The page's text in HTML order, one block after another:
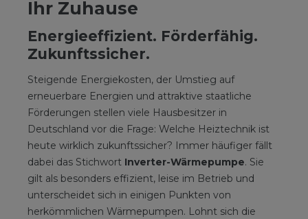
Ihr Zuhause
Energieeffizient. Förderfähig.
Zukunftssicher.
Steigende Energiekosten, der Umstieg auf
erneuerbare Energien und attraktive staatliche
Förderungen stellen viele Hausbesitzer in
Deutschland vor die Frage: Welche Heiztechnik ist
heute wirklich zukunftssicher? Immer häufiger fällt
dabei das Stichwort Inverter-Wärmepumpe. Sie
gilt als besonders effizient, leise im Betrieb und
unterscheidet sich in einigen Punkten von
herkömmlichen Wärmepumpen. Lohnt sich die